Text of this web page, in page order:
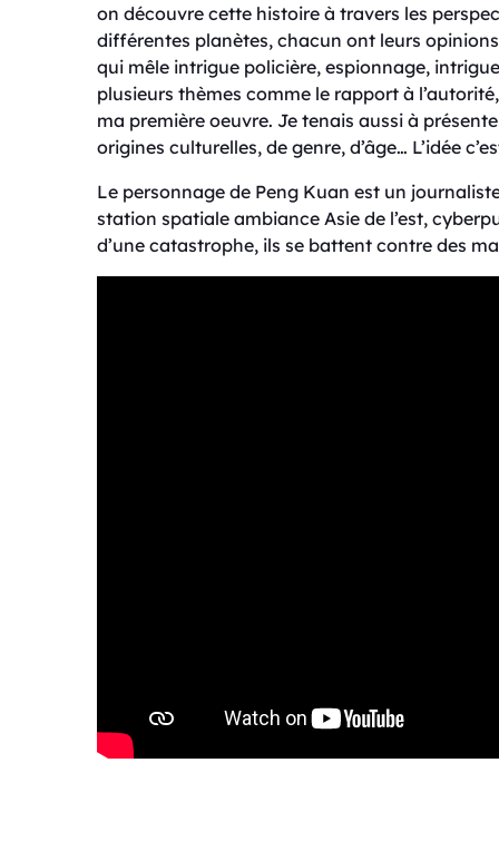
on découvre cette histoire à travers les
différentes planètes, chacun ont leurs
qui mêle intrigue policière, espionnage,
plusieurs thèmes comme le rapport à
ma première oeuvre. Je tenais aussi à
origines culturelles, de genre, d’âge… L’idée
Le personnage de Peng Kuan est un
station spatiale ambiance Asie de l’est,
d’une catastrophe, ils se battent contre des